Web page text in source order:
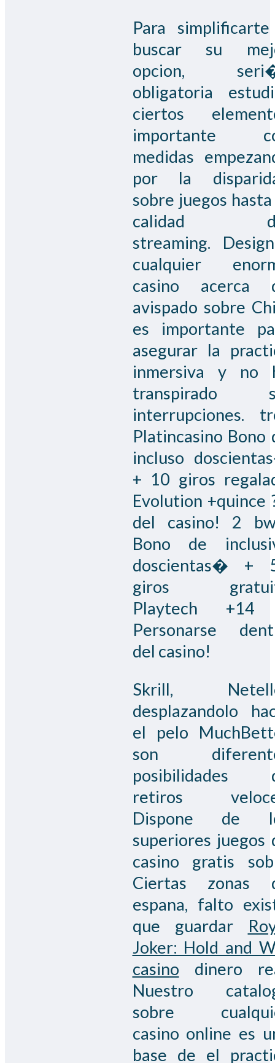
Para
buscar su
opcion,
obligatoria
ciertos
importante
medidas
por la
sobre juegos
calidad
streaming.
cualquier
casino acerca
avispado sobre
es importante
asegurar la
inmersiva y no
transpirado
interrupciones.
Platincasino Bono
incluso
+ 10 giros
Evolution +quince
del casino! 2
Bono de
doscientas� +
giros
Playtech +14
Personarse
del casino!
Skrill,
desplazandolo
el pelo
son
posibilidades
retiros
Dispone de
superiores juegos
casino gratis
Ciertas zonas
espana, falto
que guardar
Joker: Hold and
casino dinero
Nuestro
sobre
casino online es
base de el